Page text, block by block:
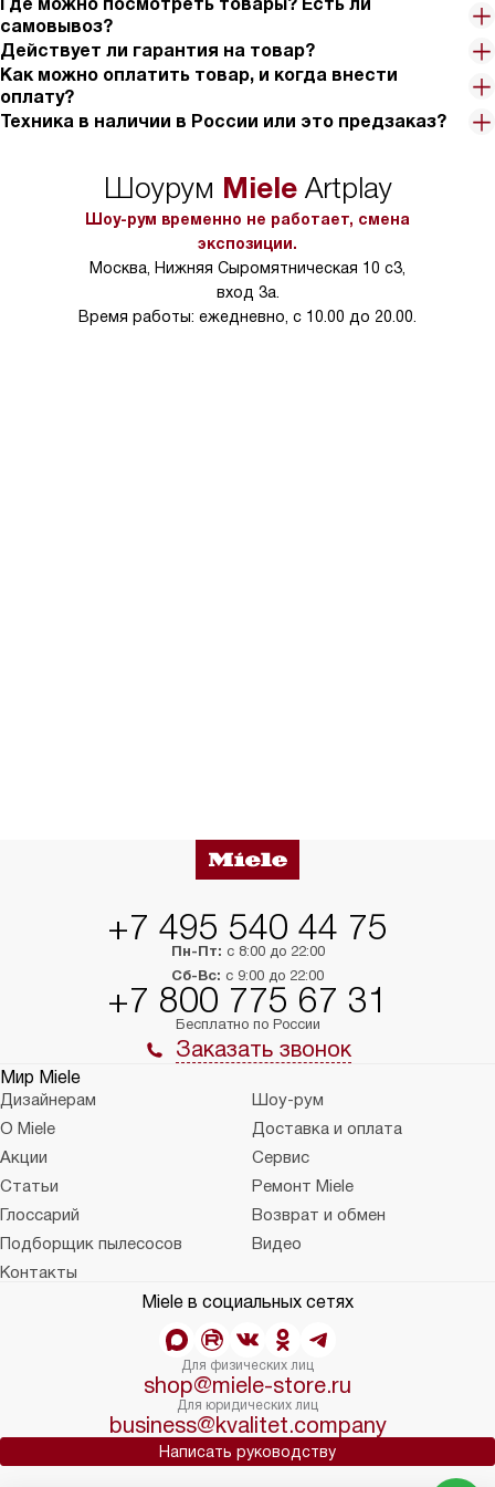
таких рассеянных людей, как я. Больше не нужно беспокоиться
о том, что я забыл выключить газ.
В общем, я очень доволен этой панелью. Она стала моим
незаменимым помощником на кухне и сделала процесс
приготовления пищи еще более удобным и безопасным!
Где можно посмотреть товары? Есть ли
самовывоз?
Действует ли гарантия на товар?
Как можно оплатить товар, и когда внести
оплату?
Техника в наличии в России или это предзаказ?
Шоурум MieleArtplay
Шоу-рум временно не работает, смена
экспозиции.
Москва, Нижняя Сыромятническая 10 с3,
вход 3а.
Время работы: ежедневно, с 10.00 до 20.00.
+7 495 540 44 75
Пн-Пт: с 8:00 до 22:00
Сб-Вс: с 9:00 до 22:00
+7 800 775 67 31
Бесплатно по России
Заказать звонок
Мир Miele
Дизайнерам
Шоу-рум
О Miele
Доставка и оплата
Акции
Сервис
Статьи
Ремонт Miele
Глоссарий
Возврат и обмен
Подборщик пылесосов
Видео
Контакты
Miele в социальных сетях
Для физических лиц
shop@miele-store.ru
Для юридических лиц
business@kvalitet.company
Написать руководству